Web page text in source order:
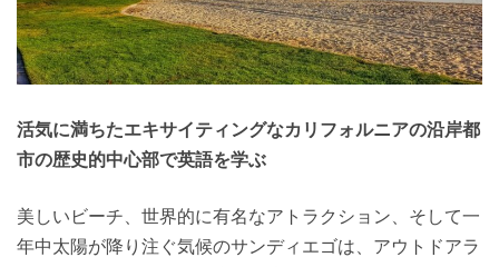
活気に満ちたエキサイティングなカリフォルニアの沿岸都
市の歴史的中心部で英語を学ぶ
美しいビーチ、世界的に有名なアトラクション、そして一
年中太陽が降り注ぐ気候のサンディエゴは、アウトドアラ